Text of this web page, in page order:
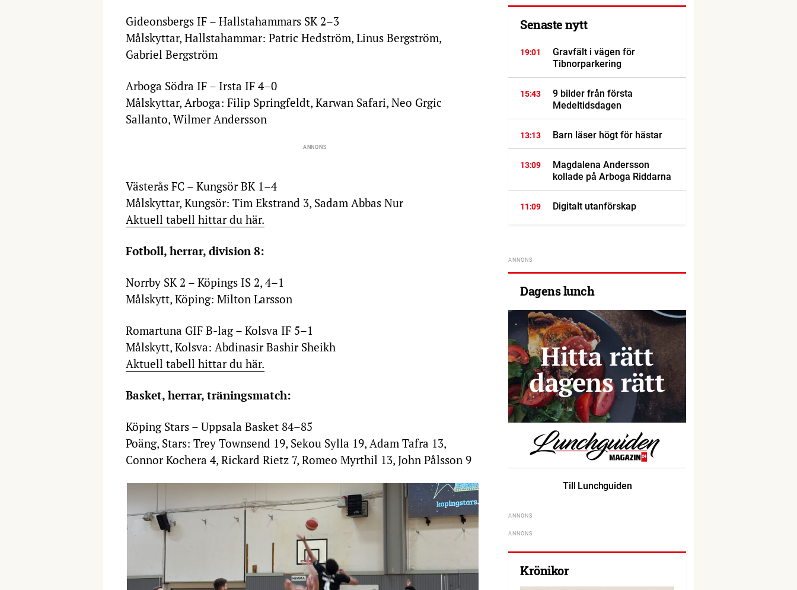
Gideonsbergs IF – Hallstahammars SK 2–3
Målskyttar, Hallstahammar: Patric Hedström, Linus Bergström,
Gabriel Bergström
Arboga Södra IF – Irsta IF 4–0
Målskyttar, Arboga: Filip Springfeldt, Karwan Safari, Neo Grgic
Sallanto, Wilmer Andersson
Västerås FC – Kungsör BK 1–4
Målskyttar, Kungsör: Tim Ekstrand 3, Sadam Abbas Nur
Aktuell tabell hittar du här.
Fotboll, herrar, division 8:
Norrby SK 2 – Köpings IS 2, 4–1
Målskytt, Köping: Milton Larsson
Romartuna GIF B-lag – Kolsva IF 5–1
Målskytt, Kolsva: Abdinasir Bashir Sheikh
Aktuell tabell hittar du här.
Basket, herrar, träningsmatch:
Köping Stars – Uppsala Basket 84–85
Poäng, Stars: Trey Townsend 19, Sekou Sylla 19, Adam Tafra 13,
Connor Kochera 4, Rickard Rietz 7, Romeo Myrthil 13, John Pålsson 9
Senaste nytt
19:01
Gravfält i vägen för
Tibnorparkering
15:43
9 bilder från första
Medeltidsdagen
13:13 Barn läser högt för hästar
13:09
Magdalena Andersson
kollade på Arboga Riddarna
11:09 Digitalt utanförskap
Dagens lunch
Till Lunchguiden
Krönikor